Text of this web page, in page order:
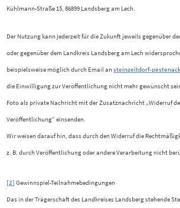
Kühlmann-Straße 15, 86899 Landsberg am Lech.
Der Nutzung kann jederzeit für die Zukunft jeweils gegenüber
oder gegenüber dem Landkreis Landsberg am Lech
beispielsweise möglich durch Email ansteinzeitdorf-
die Einwilligung zur Veröffentlichung nicht mehr gewünscht
Foto als private Nachricht mit der Zusatznachricht „Widerruf
Veröffentlichung“ einsenden.
Wir weisen darauf hin, dass durch den Widerruf die
z. B. durch Veröffentlichung oder andere Verarbeitung nicht
[2] Gewinnspiel-Teilnahmebedingungen
Das in der Trägerschaft des Landkreises Landsberg stehende